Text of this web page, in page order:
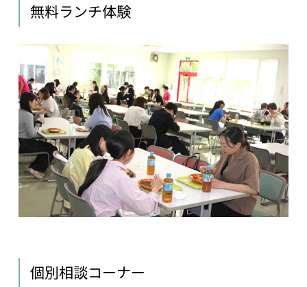
無料ランチ体験
個別相談コーナー